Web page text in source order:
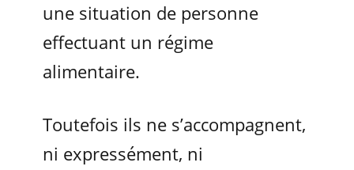
une situation de personne
effectuant un régime
alimentaire.
Toutefois ils ne s’accompagnent,
ni expressément, ni